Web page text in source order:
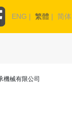
ENG | 繁體 | 简体